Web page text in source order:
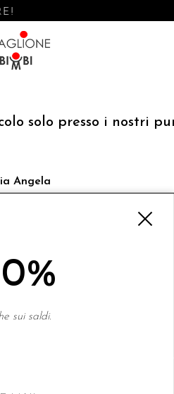
solo presso i nostri
Angela
ho letto ed accettato le condizioni sulla
sui saldi.